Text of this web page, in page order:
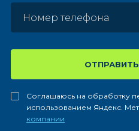
Соглашаюсь на обработку
использованием Яндекс.
компании